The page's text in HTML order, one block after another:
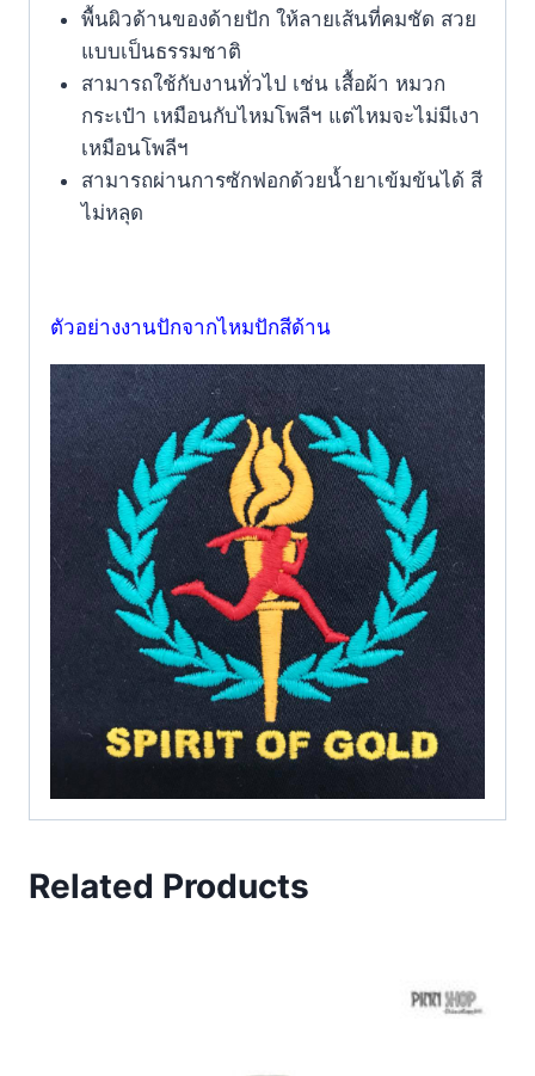
พื้นผิวด้านของด้ายปัก ให้ลายเส้นที่คมชัด สวย
แบบเป็นธรรมชาติ
สามารถใช้กับงานทั่วไป เช่น เสื้อผ้า หมวก
กระเป๋า เหมือนกับไหมโพลีฯ แต่ไหมจะไม่มีเงา
เหมือนโพลีฯ
สามารถผ่านการซักฟอกด้วยน้ำยาเข้มข้นได้ สี
ไม่หลุด
ตัวอย่างงานปักจากไหมปักสีด้าน
Related Products